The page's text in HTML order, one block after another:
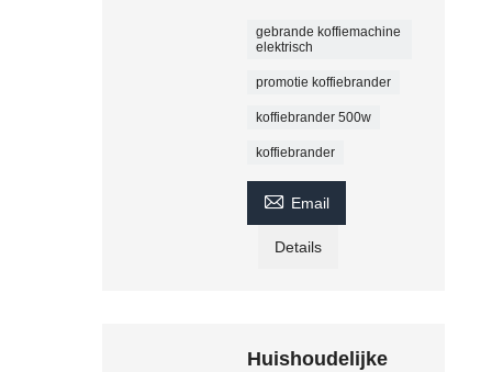
gebrande koffiemachine
elektrisch
promotie koffiebrander
koffiebrander 500w
koffiebrander
 Email
Details
Huishoudelijke